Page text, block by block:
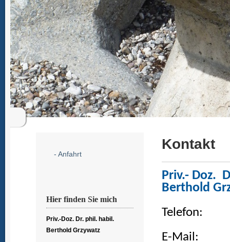
- Anfahrt
Hier finden Sie mich
Priv.-Doz. Dr. phil. habil.
Berthold Grzywatz
Kontakt
Priv.- Doz.
Berthold
Telefon:
E-Mail: